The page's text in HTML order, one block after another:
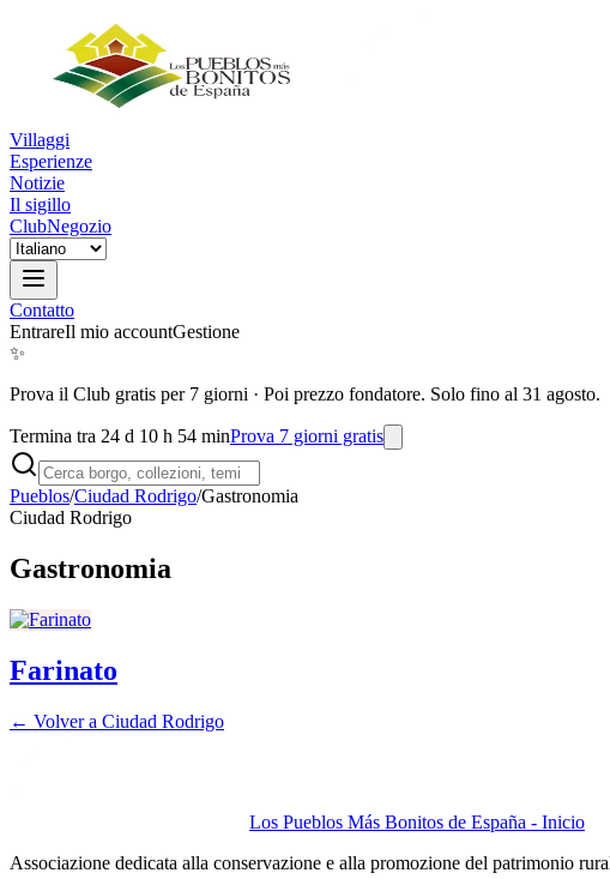
Villaggi
Esperienze
Notizie
Il sigillo
ClubNegozio
Contatto
EntrareIl mio accountGestione
✨
Prova il Club gratis per 7 giorni · Poi prezzo fondatore. Solo fino al 31 agosto.
Termina tra 24 d 10 h 54 minProva 7 giorni gratis
Pueblos/Ciudad Rodrigo/Gastronomia
Ciudad Rodrigo
Gastronomia
Farinato
← Volver a Ciudad Rodrigo
Los Pueblos Más Bonitos de España - Inicio
Associazione dedicata alla conservazione e alla promozione del patrimonio